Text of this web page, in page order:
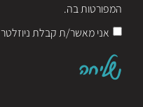
המפורטות בה.
אני מאשר/ת קבלת ניוזלטר
שליחה